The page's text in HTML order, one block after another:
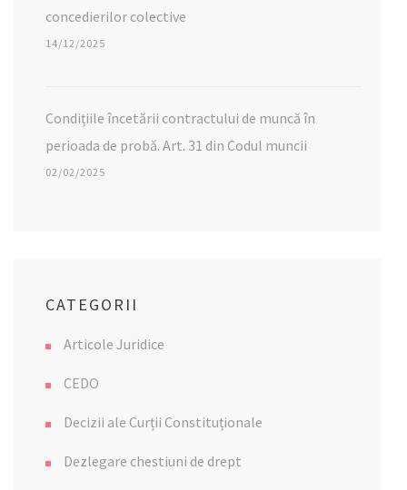
concedierilor colective
14/12/2025
Condițiile încetării contractului de muncă în
perioada de probă. Art. 31 din Codul muncii
02/02/2025
CATEGORII
Articole Juridice
CEDO
Decizii ale Curții Constituționale
Dezlegare chestiuni de drept